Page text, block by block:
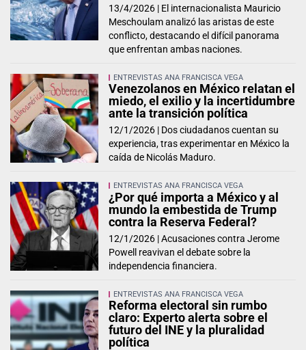
13/4/2026 | El internacionalista Mauricio
Meschoulam analizó las aristas de este
conflicto, destacando el difícil panorama
que enfrentan ambas naciones.
ENTREVISTAS ANA FRANCISCA VEGA
Venezolanos en México relatan el
miedo, el exilio y la incertidumbre
ante la transición política
12/1/2026 | Dos ciudadanos cuentan su
experiencia, tras experimentar en México la
caída de Nicolás Maduro.
ENTREVISTAS ANA FRANCISCA VEGA
¿Por qué importa a México y al
mundo la embestida de Trump
contra la Reserva Federal?
12/1/2026 |Acusaciones contra Jerome
Powell reavivan el debate sobre la
independencia financiera.
ENTREVISTAS ANA FRANCISCA VEGA
Reforma electoral sin rumbo
claro: Experto alerta sobre el
futuro del INE y la pluralidad
política